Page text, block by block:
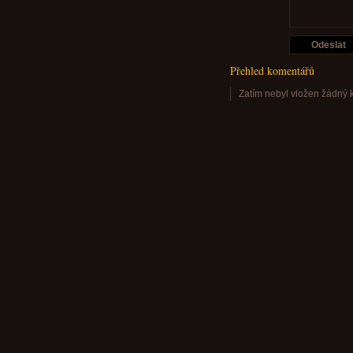
Přehled komentářů
Zatím nebyl vložen žádný